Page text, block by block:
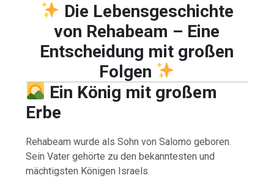
Die Lebensgeschichte
von Rehabeam – Eine
Entscheidung mit großen
Folgen
Ein König mit großem
Erbe
Rehabeam wurde als Sohn von Salomo geboren.
Sein Vater gehörte zu den bekanntesten und
mächtigsten Königen Israels.